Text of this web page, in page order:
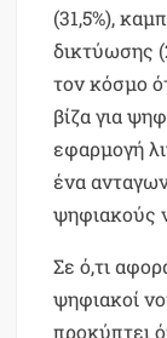
(31,5%),
δικτύωσης
τον κόσμο
βίζα για
εφαρμογή
ένα
ψηφιακούς
Σε ό,τι
ψηφιακοί
προκύπτει